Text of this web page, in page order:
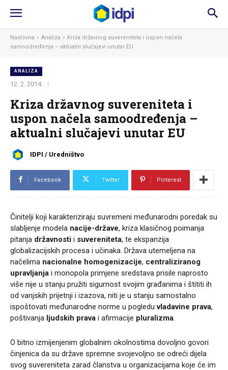
Naslovna Analiza
Kriza državnog suvereniteta i uspon načela
samoodređenja – aktualni slučajevi unutar EU
ANALIZA
12. 2. 2014.
Kriza državnog suvereniteta i
uspon načela samoodređenja –
aktualni slučajevi unutar EU
IDPI / Uredništvo
Facebook Twitter Pinterest
Činitelji koji karakteriziraju suvremeni međunarodni poredak su
slabljenje modela nacije-države, kriza klasičnog poimanja
pitanja državnosti i suvereniteta, te ekspanzija
globalizacijskih procesa i učinaka. Država utemeljena na
načelima nacionalne homogenizacije, centraliziranog
upravljanja i monopola primjene sredstava prisile naprosto
više nije u stanju pružiti sigurnost svojim građanima i štititi ih
od vanjskih prijetnji i izazova, niti je u stanju samostalno
ispoštovati međunarodne norme u pogleduvladavine prava,
poštivanja ljudskih prava i afirmacije pluralizma
O bitno izmijenjenim globalnim okolnostima dovoljno govori
činjenica da su države spremne svojevoljno se odreći dijela
svog suvereniteta zarad članstva u organizacijama koje će im